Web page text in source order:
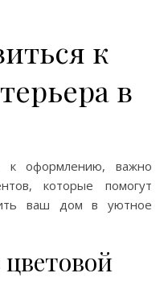
к
в
к оформлению, важно
которые помогут
ваш дом в уютное